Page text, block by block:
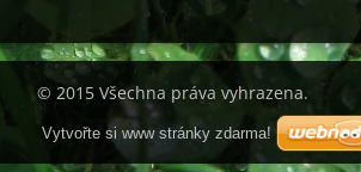
© 2015 Všechna práva vyhrazena.
Vytvořte si www stránky zdarma!